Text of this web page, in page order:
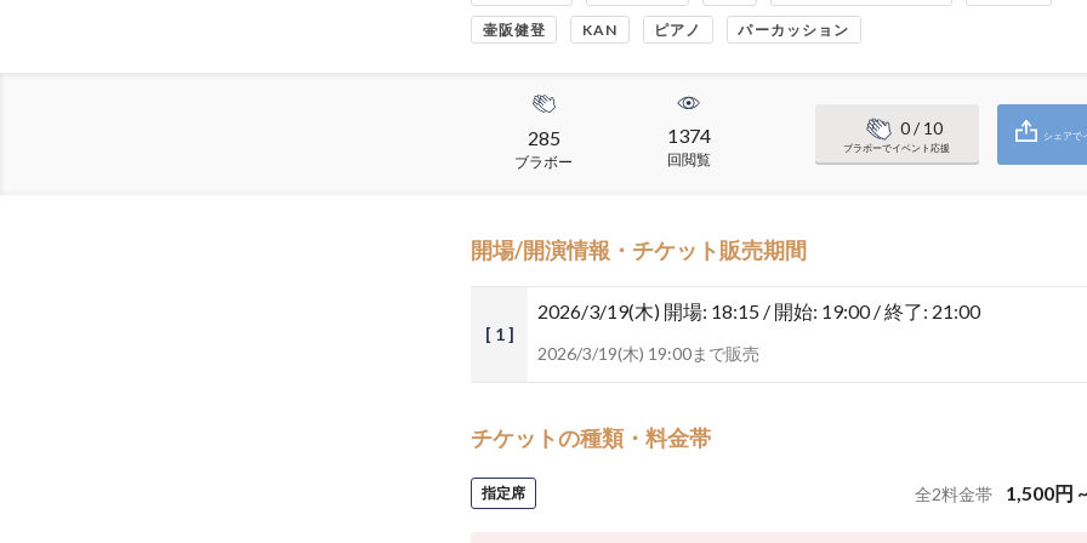
壷阪健登 KAN ピアノ パーカッション
285
ブラボー
1374
回閲覧
0/ 10
ブラボーでイベント応援
シェアで
開場/開演情報・チケット販売期間
[ 1 ]
2026/3/19(木) 開場: 18:15 / 開始: 19:00 / 終了: 21:00
2026/3/19(木) 19:00まで販売
チケットの種類・料金帯
指定席 全2料金帯 1,500円 ~